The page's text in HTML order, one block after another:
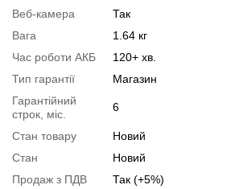
📧Запит оптової ціни
Веб-камера
Так
Вага
1.64 кг
Час роботи АКБ
120+ хв.
Тип гарантії
Магазин
Гарантійний
строк, міс.
6
Стан товару
Новий
Стан
Новий
Продаж з ПДВ
Так (+5%)